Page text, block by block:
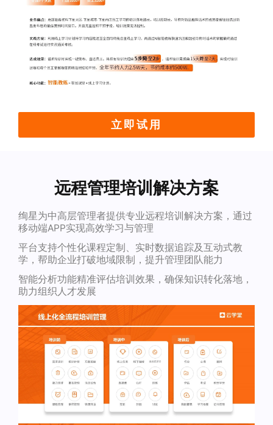
立即试用
远程管理培训解决方案
绚星为中高层管理者提供专业远程培训解决方案，通过
移动端APP实现高效学习与管理
平台支持个性化课程定制、实时数据追踪及互动式教
学，帮助企业打破地域限制，提升管理团队能力
智能分析功能精准评估培训效果，确保知识转化落地，
助力组织人才发展